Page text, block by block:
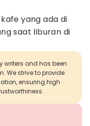
yang ada di
saat liburan di
writers and has been
We strive to provide
ensuring high